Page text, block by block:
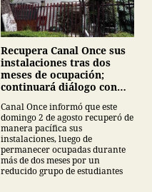
Recupera Canal Once sus
instalaciones tras dos
meses de ocupación;
continuará diálogo con
Canal Once informó que este
domingo 2 de agosto recuperó de
manera pacífica sus
instalaciones, luego de
permanecer ocupadas durante
más de dos meses por un
reducido grupo de estudiantes